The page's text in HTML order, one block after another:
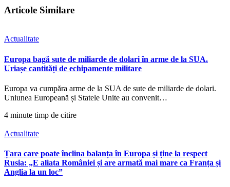
Articole Similare
Actualitate
Europa bagă sute de miliarde de dolari în arme de la SUA.
Uriașe cantități de echipamente militare
Europa va cumpăra arme de la SUA de sute de miliarde de dolari.
Uniunea Europeană și Statele Unite au convenit…
4 minute timp de citire
Actualitate
Țara care poate înclina balanța în Europa și ține la respect
Rusia: „E aliata României și are armată mai mare ca Franța și
Anglia la un loc”